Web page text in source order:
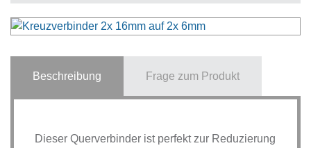
Beschreibung Frage zum Produkt
Dieser Querverbinder ist perfekt zur Reduzierung